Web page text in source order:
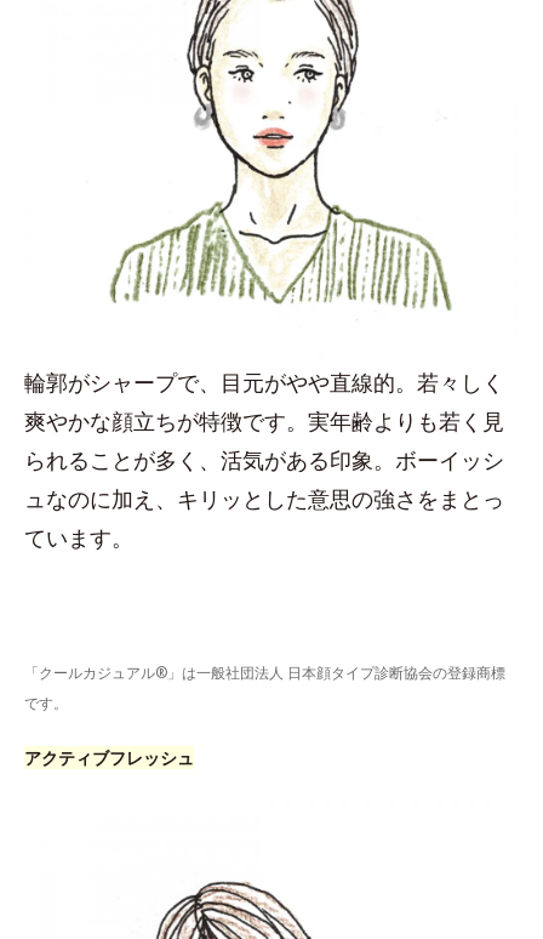
輪郭がシャープで、目元がやや直線的。若々しく
爽やかな顔立ちが特徴です。実年齢よりも若く見
られることが多く、活気がある印象。ボーイッシ
ュなのに加え、キリッとした意思の強さをまとっ
ています。
「クールカジュアル®」は一般社団法人 日本顔タイプ診断協会の登録商標
です。
アクティブフレッシュ